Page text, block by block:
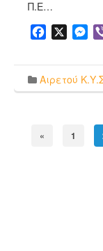
Π.Ε…
Facebook
Αιρετού
« 1